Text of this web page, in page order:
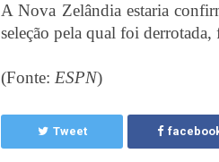
A Nova Zelândia estaria
seleção pela qual foi
(Fonte: ESPN)
Tweet